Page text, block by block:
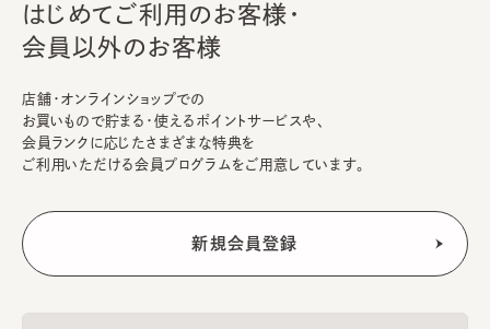
はじめてご利用のお客様・
会員以外のお客様
店舗・オンラインショップでの
お買いもので貯まる・使えるポイントサービスや、
会員ランクに応じたさまざまな特典を
ご利用いただける会員プログラムをご用意しています。